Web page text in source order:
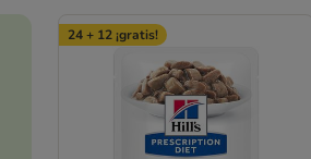
24 + 12 ¡gratis!